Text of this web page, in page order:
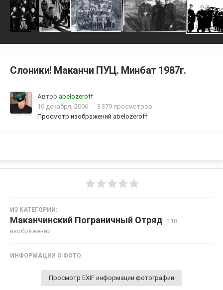
Слоники! Маканчи ПУЦ. Минбат 1987г.
Автор abelozeroff
16 декабря, 2006
3 379 просмотров
Просмотр изображений abelozeroff
ИЗ КАТЕГОРИИ:
Маканчинский Пограничный Отряд · 118
изображений
ИНФОРМАЦИЯ О ФОТО
Просмотр EXIF информации фотографии